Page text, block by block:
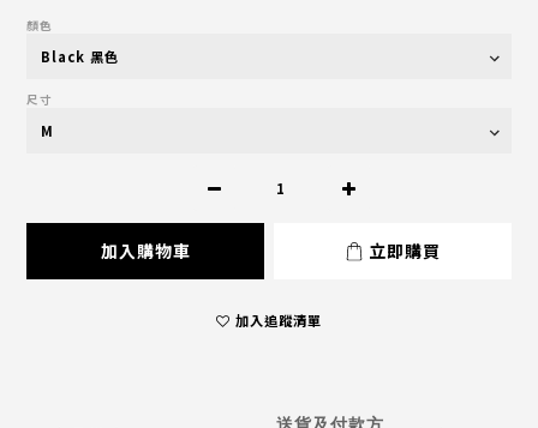
顏色
尺寸
加入購物車 立即購買
加入追蹤清單